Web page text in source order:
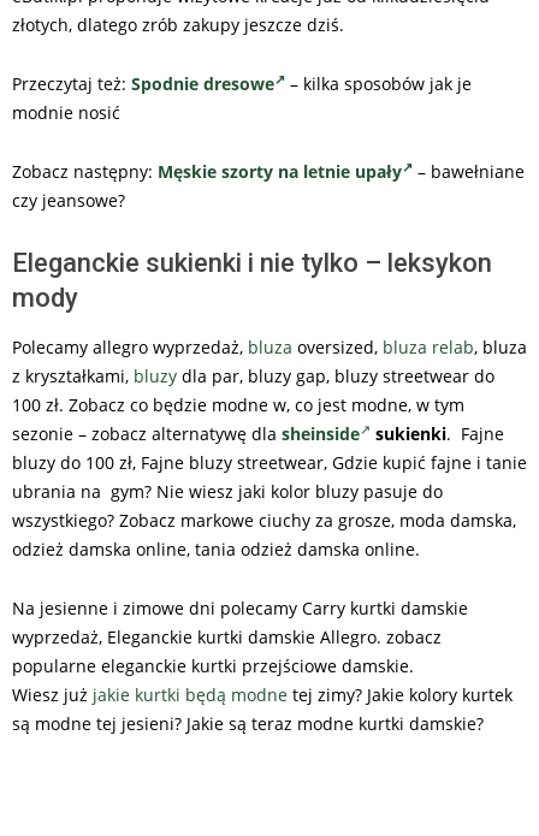
złotych, dlatego zrób zakupy jeszcze dziś.
Przeczytaj też: Spodnie dresowe
– kilka sposobów jak je
modnie nosić
Zobacz następny: Męskie szorty na letnie upały
– bawełniane
czy jeansowe?
Eleganckie sukienki i nie tylko – leksykon
mody
Polecamy allegro wyprzedaż, bluza oversized, bluza relab, bluza
z kryształkami, bluzy dla par, bluzy gap, bluzy streetwear do
100 zł. Zobacz co będzie modne w, co jest modne, w tym
sezonie – zobacz alternatywę dla sheinside sukienki. Fajne
bluzy do 100 zł, Fajne bluzy streetwear, Gdzie kupić fajne i tanie
ubrania na gym? Nie wiesz jaki kolor bluzy pasuje do
wszystkiego? Zobacz markowe ciuchy za grosze, moda damska,
odzież damska online, tania odzież damska online.
Na jesienne i zimowe dni polecamy Carry kurtki damskie
wyprzedaż, Eleganckie kurtki damskie Allegro. zobacz
popularne eleganckie kurtki przejściowe damskie.
Wiesz już jakie kurtki będą modne tej zimy? Jakie kolory kurtek
są modne tej jesieni? Jakie są teraz modne kurtki damskie?